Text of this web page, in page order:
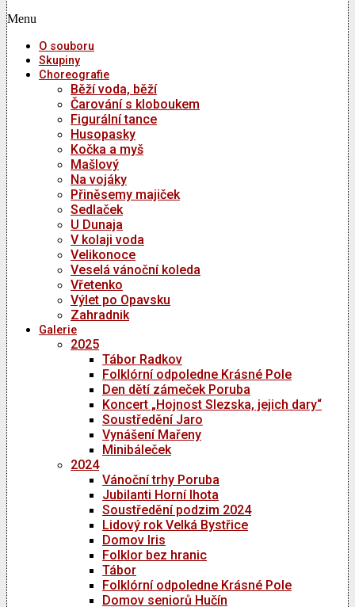
Menu
O souboru
Skupiny
Choreografie
Běží voda, běží
Čarování s kloboukem
Figurální tance
Husopasky
Kočka a myš
Mašlový
Na vojáky
Přiněsemy majiček
Sedlaček
U Dunaja
V kolaji voda
Velikonoce
Veselá vánoční koleda
Vřetenko
Výlet po Opavsku
Zahradnik
Galerie
2025
Tábor Radkov
Folklórní odpoledne Krásné Pole
Den dětí zámeček Poruba
Koncert „Hojnost Slezska, jejich dary“
Soustředění Jaro
Vynášení Mařeny
Minibáleček
2024
Vánoční trhy Poruba
Jubilanti Horní lhota
Soustředění podzim 2024
Lidový rok Velká Bystřice
Domov Iris
Folklor bez hranic
Tábor
Folklórní odpoledne Krásné Pole
Domov seniorů Hučín